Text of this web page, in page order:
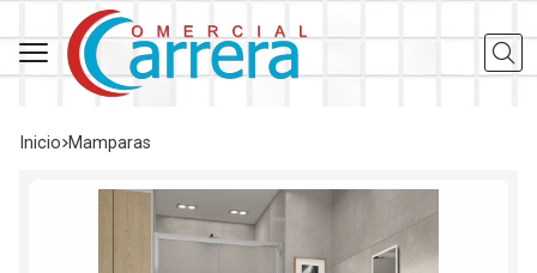
Inicio mamparas